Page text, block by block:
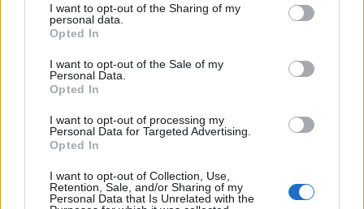
I want to opt-out of the Sharing of my
personal data.
Opted In
I want to opt-out of the Sale of my
Personal Data.
Opted In
I want to opt-out of processing my
Personal Data for Targeted Advertising.
Opted In
I want to opt-out of Collection, Use,
Retention, Sale, and/or Sharing of my
Personal Data that Is Unrelated with the
αναδιάρθρωσης
ΟΤΕ στη διεθνή σειρά δεικτών
FTSE4Good
Alpha Bank: Για πρώτη φορά το Αρχαίο Θέατρο Επιδαύρου άνοιξε τις
πύλες του σε όλους